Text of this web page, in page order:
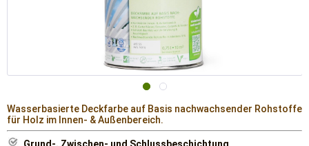
Wasserbasierte Deckfarbe auf Basis nachwachsender Rohstoffe
für Holz im Innen- & Außenbereich.